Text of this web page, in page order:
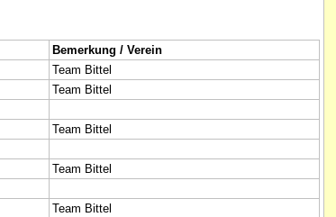
Bemerkung / Verein
Team Bittel
Team Bittel
Team Bittel
Team Bittel
Team Bittel